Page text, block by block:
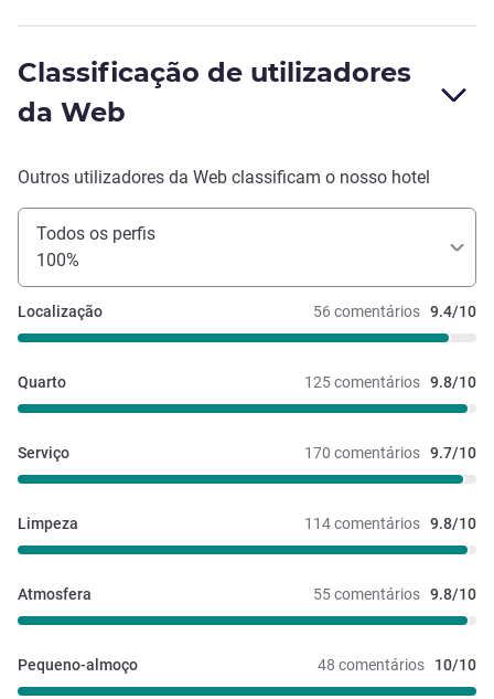
Classificação de utilizadores
da Web
Outros utilizadores da Web classificam o nosso hotel
Todos os perfis
100%
56 comentários 9.4/10
Localização
125 comentários 9.8/10
Quarto
170 comentários 9.7/10
Serviço
114 comentários 9.8/10
Limpeza
55 comentários 9.8/10
Atmosfera
48 comentários 10/10
Pequeno-almoço